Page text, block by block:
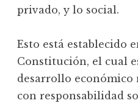
privado, y lo social.
Esto está establecido
Constitución, el cual
desarrollo
con responsabilidad